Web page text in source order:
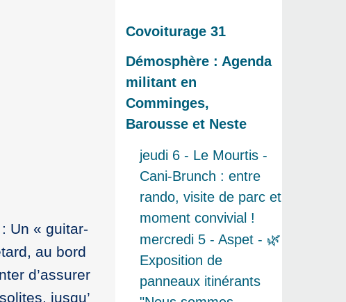
Un « guitar-
au bord
d’assurer
jusqu’
Covoiturage 31
Démosphère : Agenda
militant en
Comminges,
Barousse et Neste
jeudi 6 - Le Mourtis -
Cani-Brunch : entre
rando, visite de parc et
moment convivial !
mercredi 5 - Aspet - 🌿
Exposition de
panneaux itinérants